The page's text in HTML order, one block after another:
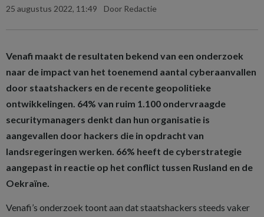
25 augustus 2022, 11:49 Door Redactie
Venafi maakt de resultaten bekend van een onderzoek
naar de impact van het toenemend aantal cyberaanvallen
door staatshackers en de recente geopolitieke
ontwikkelingen. 64% van ruim 1.100 ondervraagde
securitymanagers denkt dan hun organisatie is
aangevallen door hackers die in opdracht van
landsregeringen werken. 66% heeft de cyberstrategie
aangepast in reactie op het conflict tussen Rusland en de
Oekraïne.
Venafi’s onderzoek toont aan dat staatshackers steeds vaker